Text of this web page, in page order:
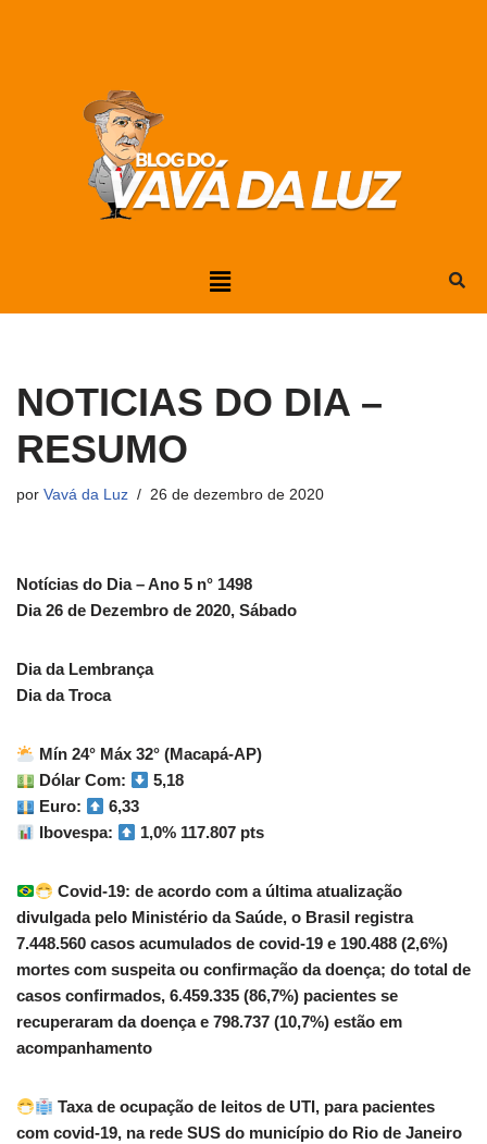
NOTICIAS DO DIA –
RESUMO
por Vavá da Luz 26 de dezembro de 2020
Notícias do Dia – Ano 5 n° 1498
Dia 26 de Dezembro de 2020, Sábado
Dia da Lembrança
Dia da Troca
Mín 24° Máx 32° (Macapá-AP)
Dólar Com:
5,18
Euro:
6,33
Ibovespa:
1,0% 117.807 pts
Covid-19: de acordo com a última atualização
divulgada pelo Ministério da Saúde, o Brasil registra
7.448.560 casos acumulados de covid-19 e 190.488 (2,6%)
mortes com suspeita ou confirmação da doença; do total de
casos confirmados, 6.459.335 (86,7%) pacientes se
recuperaram da doença e 798.737 (10,7%) estão em
acompanhamento
Taxa de ocupação de leitos de UTI, para pacientes
com covid-19, na rede SUS do município do Rio de Janeiro